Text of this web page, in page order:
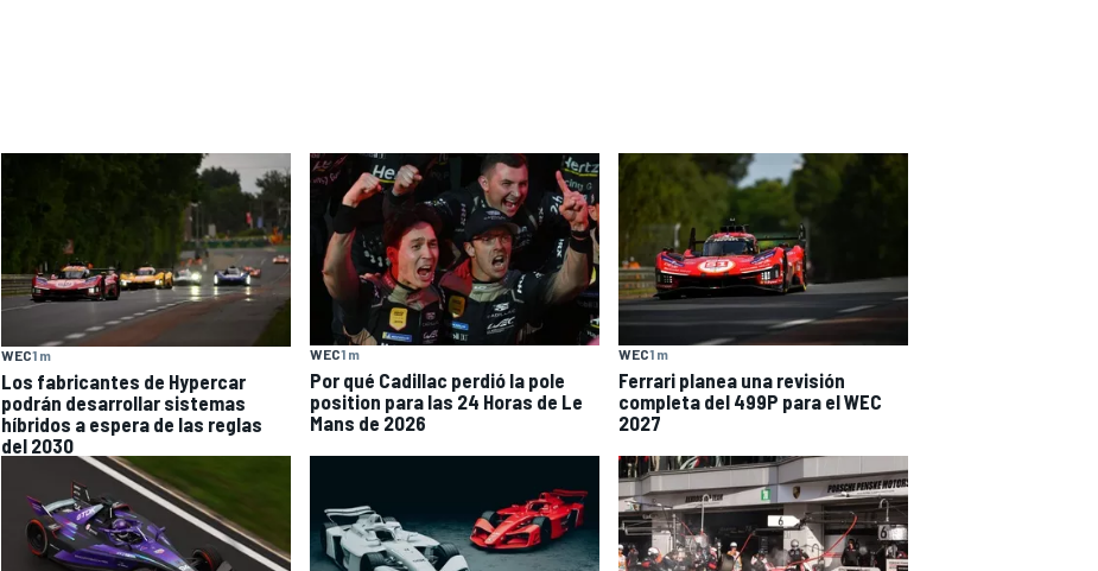
WEC1 m
Los fabricantes de Hypercar
podrán desarrollar sistemas
híbridos a espera de las reglas
del 2030
WEC1 m
Por qué Cadillac perdió la pole
position para las 24 Horas de Le
Mans de 2026
WEC1 m
Ferrari planea una revisión
completa del 499P para el WEC
2027